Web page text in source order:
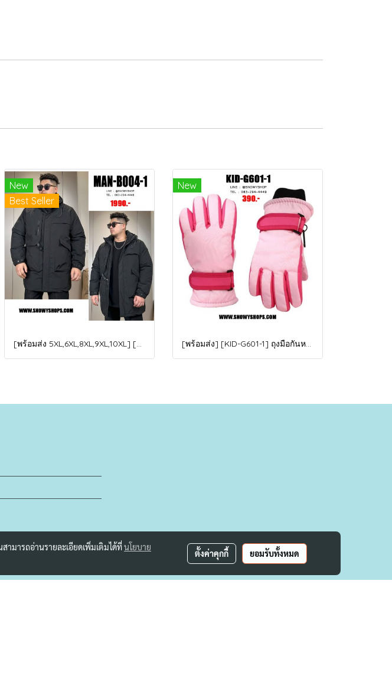
New
Best Seller
[พร้อมส่ง 5XL,6XL,8XL,9XL,10XL] [Man-B004-1] Down Jackets BigSize เสื้อโค้ทขนเป็ดกันหนาวสีดำชายไซด์ใหญ่ มีหมวกฮู้ด ซิปด้านหน้า กันน้ำ ใส่กันหนาวติดลบได้อย่างดี
New
[พร้อมส่ง] [KID-G601-1] ถุงมือกันหนาวเด็กสีชมพูอ่อน ซับขนด้านใน ใส่กันหนาวเล่นหิมะได้ (เหมาะสำหรับเด็ก 3-5ขวบ)
ามารถอ่านรายละเอียดเพิ่มเติมได้ที่นโยบาย
ตั้งค่าคุกกี้ ยอมรับทั้งหมด